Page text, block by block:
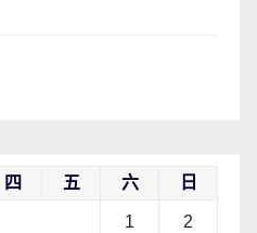
四 五 六 日
1 2